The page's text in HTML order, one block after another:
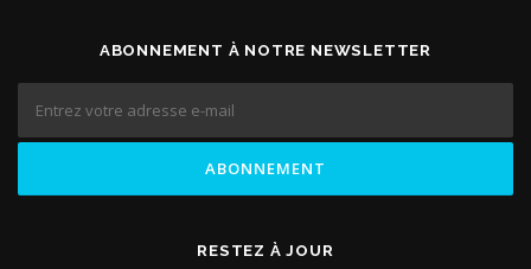
ABONNEMENT À NOTRE NEWSLETTER
RESTEZ À JOUR